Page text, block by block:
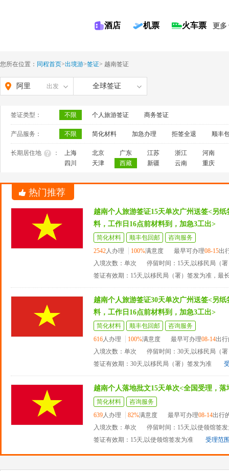
酒店 机票 火车票 更多
您所在位置： 同程首页>出境游>签证> 越南签证
阿里 出发 全球签证
签证类型： 不限 个人旅游签证 商务签证
产品服务： 不限 简化材料 加急办理 拒签全退 顺丰
长期居住地 ： 上海 北京 广东 江苏 浙江
河南
四川
天津 西藏 新疆 云南 重庆
热门推荐
越南个人旅游签证15天单次广州送签<另
料，工作日16点前材料到，加急3工出>
简化材料 顺丰包回邮
咨询服务
2542人办理 100%满意度 最早可办理08-15出
入境次数：单次
停留时间：15天,以移民局（
签证有效期：15天,以移民局（署）签发为准，最
越南个人旅游签证30天单次广州送签<另
料，工作日16点前材料到，加急3工出>
简化材料 顺丰包回邮
咨询服务
616人办理 100%满意度 最早可办理08-14出
入境次数：单次
停留时间：30天,以移民局（
签证有效期：30天,以移民局（署）签发为准
越南个人落地批文15天单次<全国受理，
简化材料
咨询服务
639人办理 82%满意度 最早可办理08-14出行
入境次数：单次
停留时间：15天,以使领馆签
签证有效期：15天,以使领馆签发为准
受理范